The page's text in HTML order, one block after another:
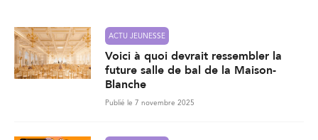
ACTU JEUNESSE
Voici à quoi devrait ressembler la
future salle de bal de la Maison-
Blanche
Publié le 7 novembre 2025